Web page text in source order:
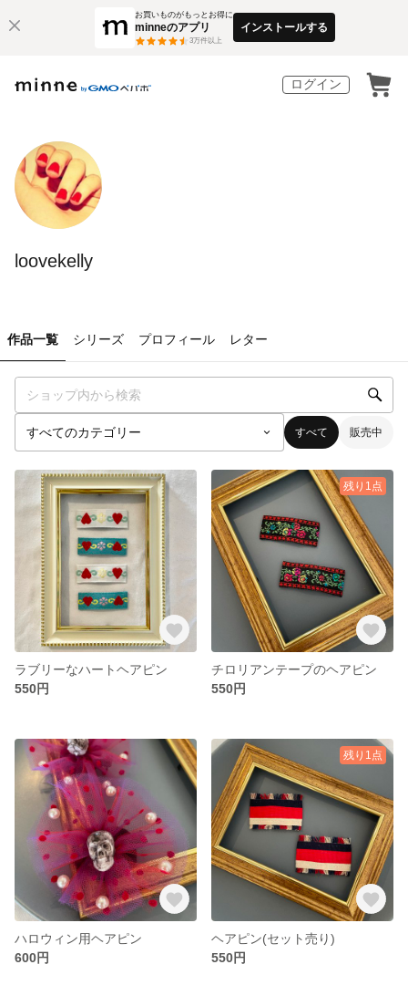
お買いものがもっとお得に
minneのアプリ
3万件以上
インストールする
ログイン
loovekelly
作品一覧 シリーズ プロフィール レター
すべて 販売中
ラブリーなハートヘアピン
550円
残り1点
チロリアンテープのヘアピン
550円
ハロウィン用ヘアピン
600円
残り1点
ヘアピン(セット売り)
550円